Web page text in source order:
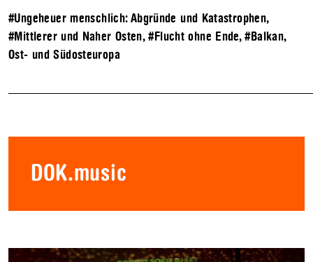
#Ungeheuer menschlich: Abgründe und Katastrophen,
#Mittlerer und Naher Osten,#Flucht ohne Ende,#Balkan,
Ost- und Südosteuropa
DOK.music